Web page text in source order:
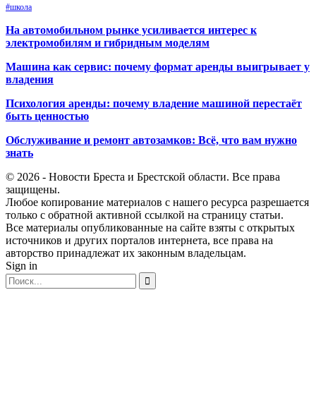
#школа
На автомобильном рынке усиливается интерес к
электромобилям и гибридным моделям
Машина как сервис: почему формат аренды выигрывает у
владения
Психология аренды: почему владение машиной перестаёт
быть ценностью
Обслуживание и ремонт автозамков: Всё, что вам нужно
знать
© 2026 - Новости Бреста и Брестской области. Все права
защищены.
Любое копирование материалов с нашего ресурса разрешается
только с обратной активной ссылкой на страницу статьи.
Все материалы опубликованные на сайте взяты с открытых
источников и других порталов интернета, все права на
авторство принадлежат их законным владельцам.
Sign in